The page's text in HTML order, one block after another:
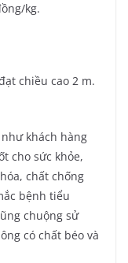
kg.
chiều cao 2 m.
khách hàng
cho sức khỏe,
chất chống
bệnh tiểu
chuộng sử
có chất béo và